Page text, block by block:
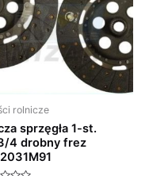
rolnicze
sprzęgła 1-st.
4 drobny frez